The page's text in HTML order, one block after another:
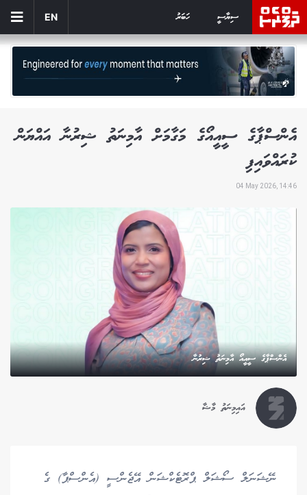
ސިޔާސީ ހަބަރު EN
އެންސްޕާގެ ސީއީއޯގެ މަގާމަށް އާމިނަތު ޝިރުނާ އައްޔަން
ކުރައްވައިފި
04 May 2026, 14:46
އެންސްޕާގެ ސީއީއޯ އާމިނަތު ޝިރުނާ
އައިމިނަތު މާޝާ
ނޭޝަނަލް ސޯޝަލް ޕްރޮޓެކްޝަން އޭޖެންސީ (އެންސްޕާ) ގެ